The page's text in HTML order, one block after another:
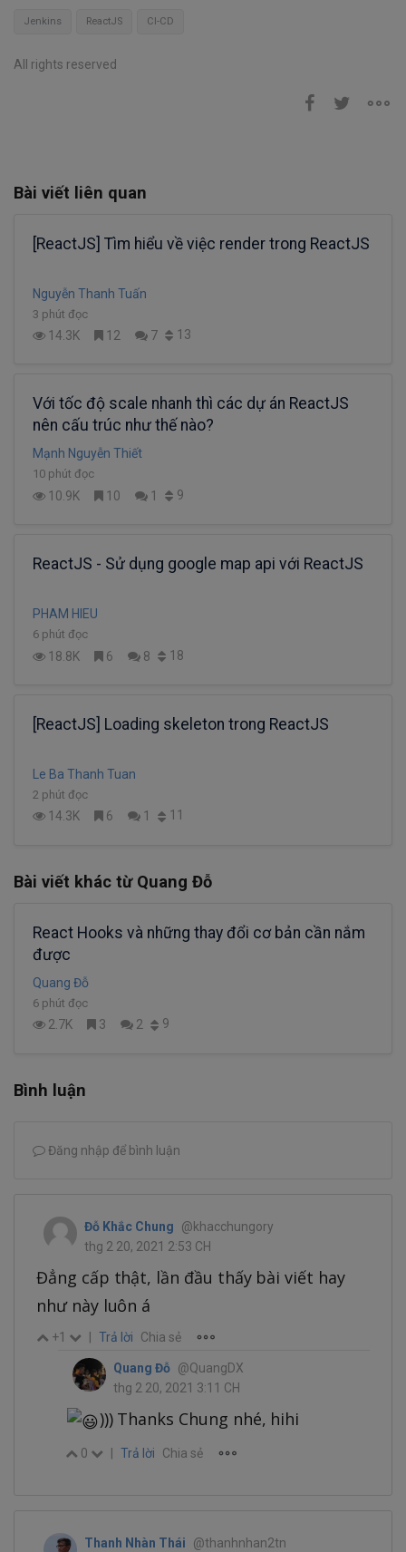
Jenkins ReactJS CI-CD
All rights reserved
Bài viết liên quan
[ReactJS] Tìm hiểu về việc render trong ReactJS
Nguyễn Thanh Tuấn
3 phút đọc
14.3K 12 7 13
Với tốc độ scale nhanh thì các dự án ReactJS
nên cấu trúc như thế nào?
Mạnh Nguyễn Thiết
10 phút đọc
10.9K 10 1 9
ReactJS - Sử dụng google map api với ReactJS
PHAM HIEU
6 phút đọc
18.8K 6 8 18
[ReactJS] Loading skeleton trong ReactJS
Le Ba Thanh Tuan
2 phút đọc
14.3K 6 1 11
Bài viết khác từ Quang Đỗ
React Hooks và những thay đổi cơ bản cần nắm
được
Quang Đỗ
6 phút đọc
2.7K 3 2 9
Bình luận
Đăng nhập để bình luận
Đỗ Khắc Chung
@khacchungory
thg 2 20, 2021 2:53 CH
Đẳng cấp thật, lần đầu thấy bài viết hay
như này luôn á
+1 | Trả lời Chia sẻ
Quang Đỗ @QuangDX
thg 2 20, 2021 3:11 CH
))) Thanks Chung nhé, hihi
0 Trả lời Chia sẻ
Thanh Nhàn Thái
@thanhnhan2tn